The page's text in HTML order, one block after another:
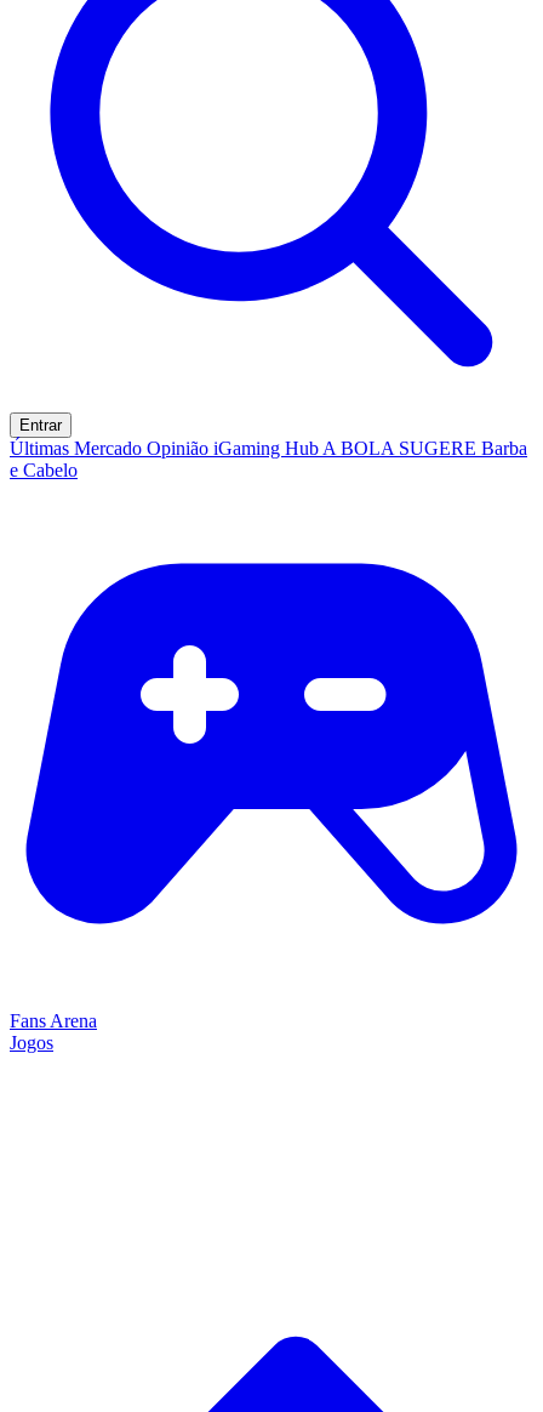
Entrar
Últimas Mercado Opinião iGaming Hub A BOLA SUGERE Barba
e Cabelo
Fans Arena
Jogos